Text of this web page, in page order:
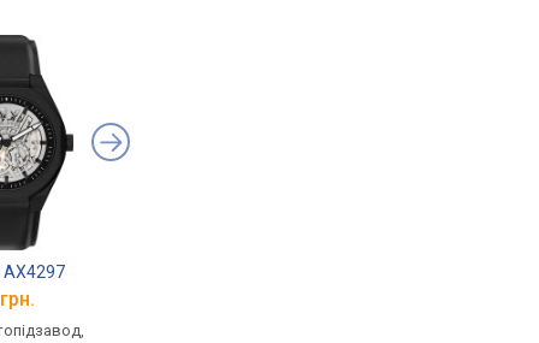
AX4297